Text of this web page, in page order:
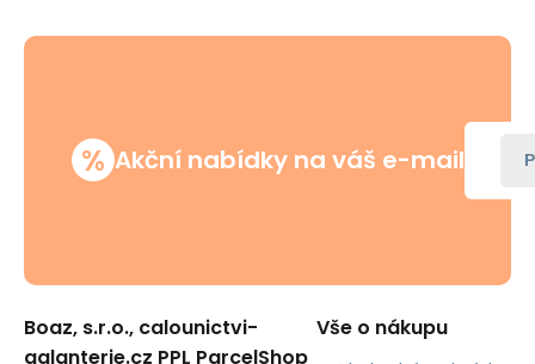
% Akční nabídky na váš e-mail
Boaz, s.r.o., calounictvi-
galanterie.cz PPL ParcelShop
Vše o nákupu